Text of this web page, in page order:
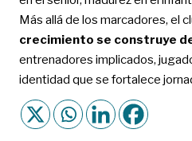
Más allá de los marcadores, el
crecimiento se construye
entrenadores implicados,
identidad que se fortalece